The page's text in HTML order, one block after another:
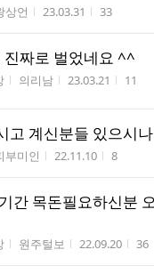
성자
상언 작성시간
23.03.31 조회수
33
진짜로 벌었네요 ^^
작성자
의리남 작성시간
23.03.21 조회수
11
고 계신분들 있으시
성자
부미인 작성시간
22.11.10 조회수
8
간 목돈필요하신분
작성자
원주털보 작성시간
22.09.20 조
36